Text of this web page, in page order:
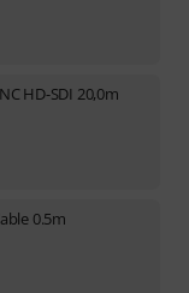
HD-SDI 20,0m
0.5m